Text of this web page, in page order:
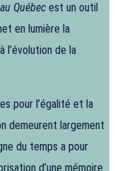
Québec est un outil
en lumière la
de la
pour l’égalité et la
demeurent largement
du temps a pour
d’une mémoire